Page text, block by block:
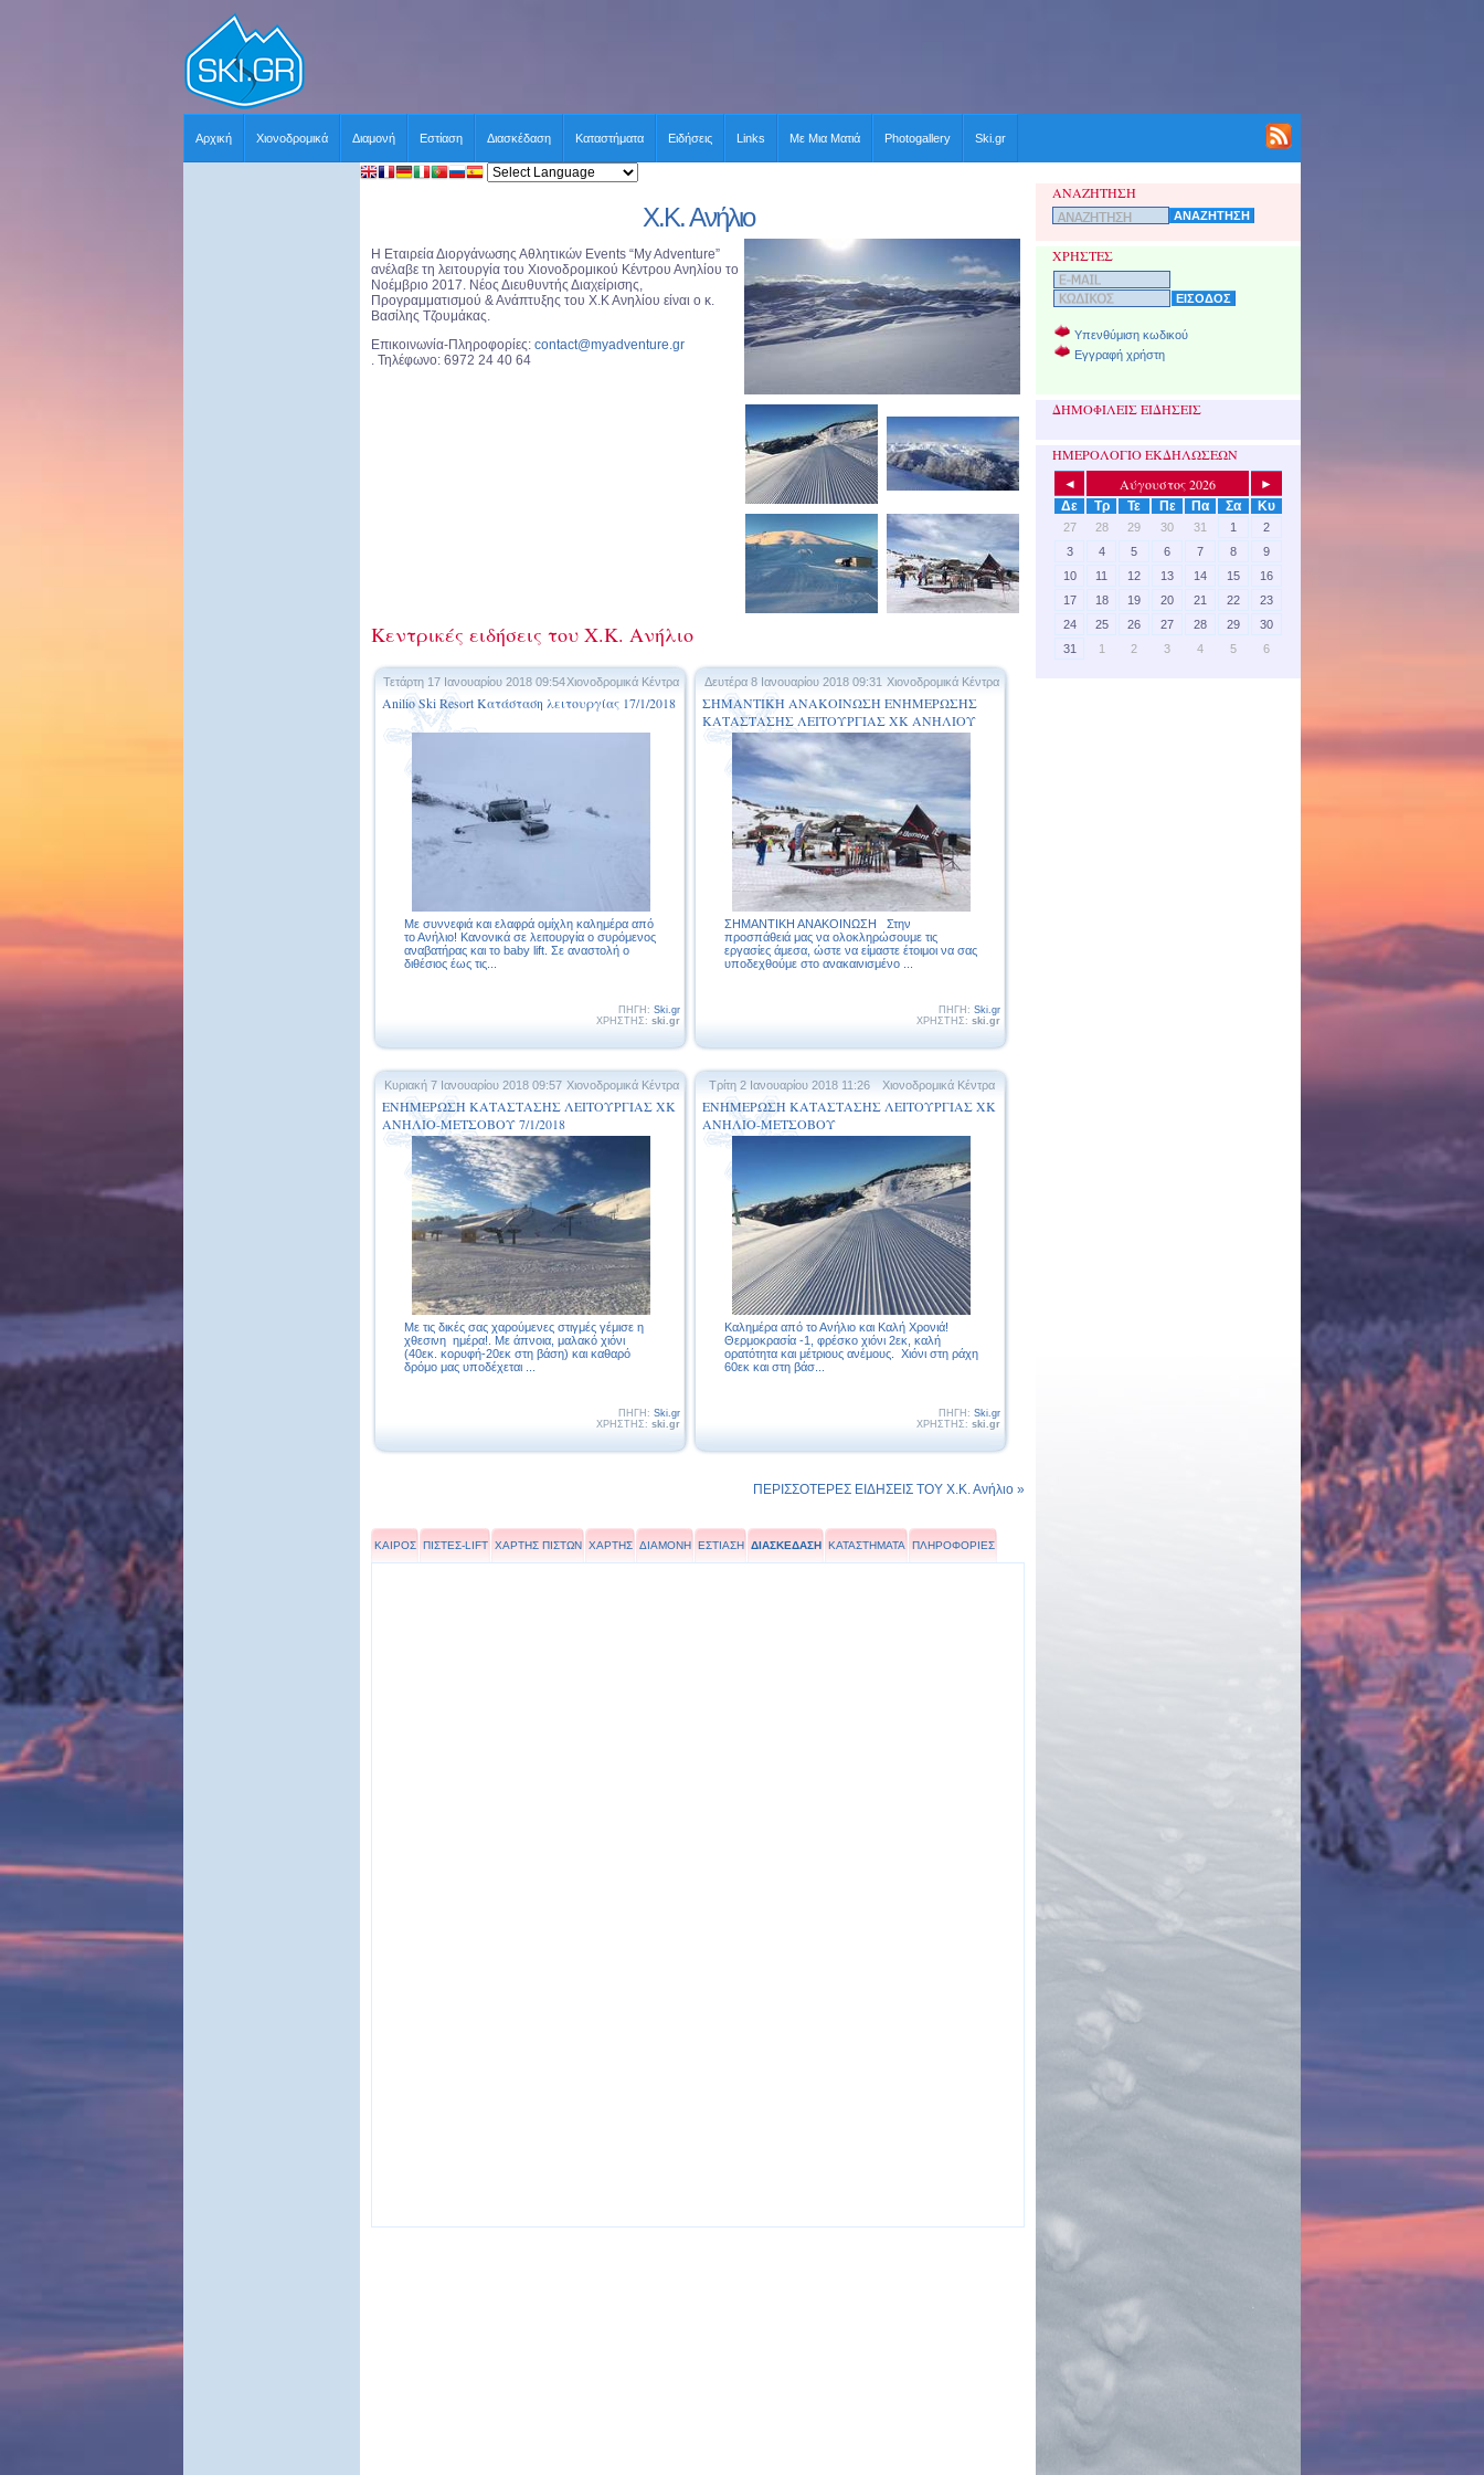
Αρχική Χιονοδρομικά Διαμονή Εστίαση Διασκέδαση Καταστήματα Ειδήσεις Links Με Μια Ματιά Photogallery Ski.gr
Χ.Κ. Ανήλιο
Η Εταιρεία Διοργάνωσης Αθλητικών Events “My Adventure”
ανέλαβε τη λειτουργία του Χιονοδρομικού Κέντρου Ανηλίου το
Νοέμβριο 2017. Νέος Διευθυντής Διαχείρισης,
Προγραμματισμού & Ανάπτυξης του Χ.Κ Ανηλίου είναι ο κ.
Βασίλης Τζουμάκας.
Επικοινωνία-Πληροφορίες: contact@myadventure.gr
. Τηλέφωνο: 6972 24 40 64
Κεντρικές ειδήσεις του Χ.Κ. Ανήλιο
Τετάρτη 17 Ιανουαρίου 2018 09:54Χιονοδρομικά Κέντρα
Anilio Ski Resort Κατάσταση λειτουργίας 17/1/2018
Με συννεφιά και ελαφρά ομίχλη καλημέρα από
το Ανήλιο! Κανονικά σε λειτουργία ο συρόμενος
αναβατήρας και το baby lift. Σε αναστολή ο
διθέσιος έως τις...
ΠΗΓΗ: Ski.gr
ΧΡΗΣΤΗΣ: ski.gr
Δευτέρα 8 Ιανουαρίου 2018 09:31 Χιονοδρομικά Κέντρα
ΣΗΜΑΝΤΙΚΗ ΑΝΑΚΟΙΝΩΣΗ ΕΝΗΜΕΡΩΣΗΣ
ΚΑΤΑΣΤΑΣΗΣ ΛΕΙΤΟΥΡΓΙΑΣ ΧΚ ΑΝΗΛΙΟΥ
ΜΕΤΣΟΒΟΥ
ΣΗΜΑΝΤΙΚΗ ΑΝΑΚΟΙΝΩΣΗ Στην
προσπάθειά μας να ολοκληρώσουμε τις
εργασίες άμεσα, ώστε να είμαστε έτοιμοι να σας
υποδεχθούμε στο ανακαινισμένο ...
ΠΗΓΗ: Ski.gr
ΧΡΗΣΤΗΣ: ski.gr
Κυριακή 7 Ιανουαρίου 2018 09:57 Χιονοδρομικά Κέντρα
ΕΝΗΜΕΡΩΣΗ ΚΑΤΑΣΤΑΣΗΣ ΛΕΙΤΟΥΡΓΙΑΣ ΧΚ
ΑΝΗΛΙΟ-ΜΕΤΣΟΒΟΥ 7/1/2018
Με τις δικές σας χαρούμενες στιγμές γέμισε η
χθεσινη ημέρα!. Με άπνοια, μαλακό χιόνι
(40εκ. κορυφή-20εκ στη βάση) και καθαρό
δρόμο μας υποδέχεται ...
ΠΗΓΗ: Ski.gr
ΧΡΗΣΤΗΣ: ski.gr
Τρίτη 2 Ιανουαρίου 2018 11:26 Χιονοδρομικά Κέντρα
ΕΝΗΜΕΡΩΣΗ ΚΑΤΑΣΤΑΣΗΣ ΛΕΙΤΟΥΡΓΙΑΣ ΧΚ
ΑΝΗΛΙΟ-ΜΕΤΣΟΒΟΥ
Καλημέρα από το Ανήλιο και Καλή Χρονιά!
Θερμοκρασία -1, φρέσκο χιόνι 2εκ, καλή
ορατότητα και μέτριους ανέμους. Χιόνι στη ράχη
60εκ και στη βάσ...
ΠΗΓΗ: Ski.gr
ΧΡΗΣΤΗΣ: ski.gr
ΠΕΡΙΣΣΟΤΕΡΕΣ ΕΙΔΗΣΕΙΣ ΤΟΥ Χ.Κ. Ανήλιο »
ΚΑΙΡΟΣ ΠΙΣΤΕΣ-LIFT ΧΑΡΤΗΣ ΠΙΣΤΩΝ ΧΑΡΤΗΣ ΔΙΑΜΟΝΗ ΕΣΤΙΑΣΗ ΔΙΑΣΚΕΔΑΣΗ ΚΑΤΑΣΤΗΜΑΤΑ ΠΛΗΡΟΦΟΡΙΕΣ
ΑΝΑΖΗΤΗΣΗ
ΧΡΗΣΤΕΣ
Υπενθύμιση κωδικού
Εγγραφή χρήστη
ΔΗΜΟΦΙΛΕΙΣ ΕΙΔΗΣΕΙΣ
ΗΜΕΡΟΛΟΓΙΟ ΕΚΔΗΛΩΣΕΩΝ
◄ Αύγουστος 2026
►
Δε
Τρ Τε Πε Πα Σα Κυ
27 28 29 30 31 1
2
3
4 5 6 7 8
9
10
11 12 13 14 15
16
17
18 19 20 21 22
23
24
25 26 27 28 29
30
31
1 2 3 4 5 6